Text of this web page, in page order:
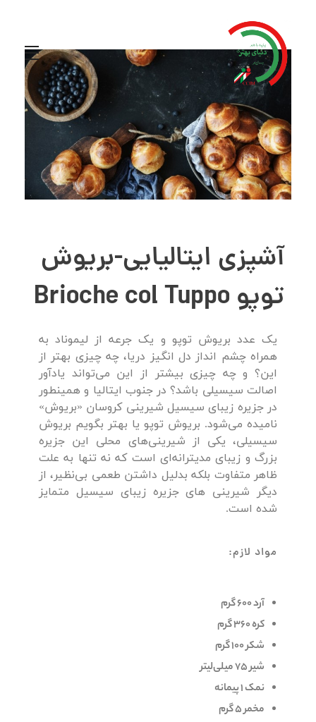
آشپزی ایتالیایی-بریوش
توپو Brioche col Tuppo
یک عدد بریوش توپو و یک جرعه از لیموناد به
همراه چشم انداز دل انگیز دریا، چه چیزی بهتر از
این؟ و چه چیزی بیشتر از این می‌تواند یادآور
اصالت سیسیلی باشد؟ در جنوب ایتالیا و همینطور
در جزیره زیبای سیسیل شیرینی کروسان «بریوش»
نامیده می‌شود. بریوش توپو یا بهتر بگویم بریوش
سیسیلی، یکی از شیرینی‌های محلی این جزیره
بزرگ و زیبای مدیترانه‌ای است که نه تنها به علت
ظاهر متفاوت بلکه بدلیل داشتن طعمی بی‌نظیر، از
دیگر شیرینی های جزیره زیبای سیسیل متمایز
شده است.
مواد لازم:
آرد 600 گرم
کره 360 گرم
شکر 100 گرم
شیر 75 میلی‌لیتر
نمک 1 پیمانه
مخمر 5 گرم